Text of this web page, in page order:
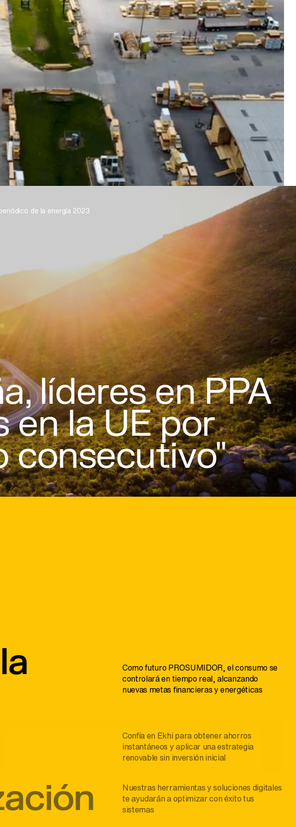
disposición las mejores alternativas y soluciones energéticas
reducir y optimizar tus costes de una forma inteligente y
el planeta
de la energía 2023
líderes en PPA
en la UE por
consecutivo"
Como futuro PROSUMIDOR, el consumo se
controlará en tiempo real, alcanzando
nuevas metas financieras y energéticas
Confía en Ekhi para obtener ahorros
instantáneos y aplicar una estrategia
renovable sin inversión inicial
Nuestras herramientas y soluciones digitales
te ayudarán a optimizar con éxito tus
sistemas